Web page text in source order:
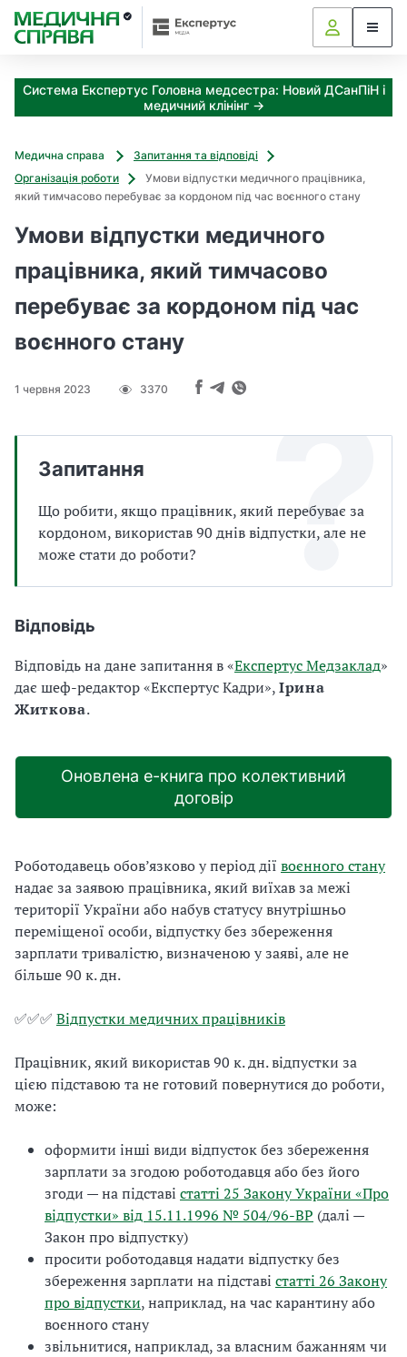
Система Експертус Головна медсестра: Новий ДСанПіН і
медичний клінінг →
Медична справа
Запитання та відповіді
Організація роботи
Умови відпустки медичного працівника,
який тимчасово перебуває за кордоном під час воєнного стану
Умови відпустки медичного
працівника, який тимчасово
перебуває за кордоном під час
воєнного стану
1 червня 2023 3370
Запитання
Що робити, якщо працівник, який перебуває за
кордоном, використав 90 днів відпустки, але не
може стати до роботи?
Відповідь
Відповідь на дане запитання в «Експертус Медзаклад»
дає шеф-редактор «Експертус Кадри»,Ірина
Житкова.
Оновлена е-книга про колективний
договір
Роботодавець обов’язково у період дії воєнного стану
надає за заявою працівника, який виїхав за межі
території України або набув статусу внутрішньо
переміщеної особи, відпустку без збереження
зарплати тривалістю, визначеною у заяві, але не
більше 90 к. дн.
✅✅✅ Відпустки медичних працівників
Працівник, який використав 90 к. дн. відпустки за
цією підставою та не готовий повернутися до роботи,
може:
оформити інші види відпусток без збереження
зарплати за згодою роботодавця або без його
згоди — на підставі статті 25 Закону України «Про
відпустки» від 15.11.1996 № 504/96-ВР (далі —
Закон про відпустку)
просити роботодавця надати відпустку без
збереження зарплати на підставі статті 26 Закону
про відпустки, наприклад, на час карантину або
воєнного стану
звільнитися, наприклад, за власним бажанням чи
З
а
к
з
д
м
ж
н
м
т
Р